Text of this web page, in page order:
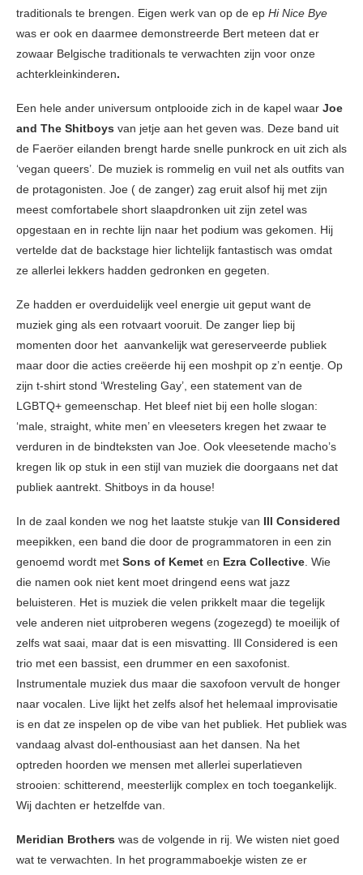
traditionals te brengen. Eigen werk van op de ep Hi Nice Bye
was er ook en daarmee demonstreerde Bert meteen dat er
zowaar Belgische traditionals te verwachten zijn voor onze
achterkleinkinderen.
Een hele ander universum ontplooide zich in de kapel waar Joe
and The Shitboys van jetje aan het geven was. Deze band uit
de Faeröer eilanden brengt harde snelle punkrock en uit zich als
‘vegan queers’. De muziek is rommelig en vuil net als outfits van
de protagonisten. Joe ( de zanger) zag eruit alsof hij met zijn
meest comfortabele short slaapdronken uit zijn zetel was
opgestaan en in rechte lijn naar het podium was gekomen. Hij
vertelde dat de backstage hier lichtelijk fantastisch was omdat
ze allerlei lekkers hadden gedronken en gegeten.
Ze hadden er overduidelijk veel energie uit geput want de
muziek ging als een rotvaart vooruit. De zanger liep bij
momenten door het aanvankelijk wat gereserveerde publiek
maar door die acties creëerde hij een moshpit op z’n eentje. Op
zijn t-shirt stond ‘Wresteling Gay’, een statement van de
LGBTQ+ gemeenschap. Het bleef niet bij een holle slogan:
‘male, straight, white men’ en vleeseters kregen het zwaar te
verduren in de bindteksten van Joe. Ook vleesetende macho’s
kregen lik op stuk in een stijl van muziek die doorgaans net dat
publiek aantrekt. Shitboys in da house!
In de zaal konden we nog het laatste stukje van Ill Considered
meepikken, een band die door de programmatoren in een zin
genoemd wordt met Sons of Kemet en Ezra Collective . Wie
die namen ook niet kent moet dringend eens wat jazz
beluisteren. Het is muziek die velen prikkelt maar die tegelijk
vele anderen niet uitproberen wegens (zogezegd) te moeilijk of
zelfs wat saai, maar dat is een misvatting. Ill Considered is een
trio met een bassist, een drummer en een saxofonist.
Instrumentale muziek dus maar die saxofoon vervult de honger
naar vocalen. Live lijkt het zelfs alsof het helemaal improvisatie
is en dat ze inspelen op de vibe van het publiek. Het publiek was
vandaag alvast dol-enthousiast aan het dansen. Na het
optreden hoorden we mensen met allerlei superlatieven
strooien: schitterend, meesterlijk complex en toch toegankelijk.
Wij dachten er hetzelfde van.
Meridian Brothers was de volgende in rij. We wisten niet goed
wat te verwachten. In het programmaboekje wisten ze er